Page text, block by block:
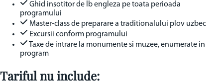
Ghid insotitor de lb engleza pe toata perioada
programului
Master-class de preparare a traditionalului plov uzbec
Excursii conform programului
Taxe de intrare la monumente si muzee, enumerate in
program
Tariful nu include: